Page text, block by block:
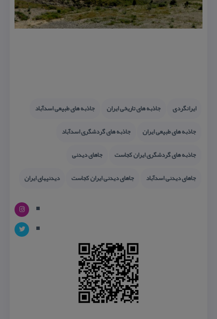
ایرانگردی جاذبه های تاریخی ایران
جاذبه های طبیعی اسدآباد
جاذبه های طبیعی ایران
جاذبه های گردشگری اسدآباد
جاذبه های گردشگری ایران كجاست
جاهای دیدنی
جاهای دیدنی اسدآباد
جاهای دیدنی ایران كجاست دیدنیهای ایران